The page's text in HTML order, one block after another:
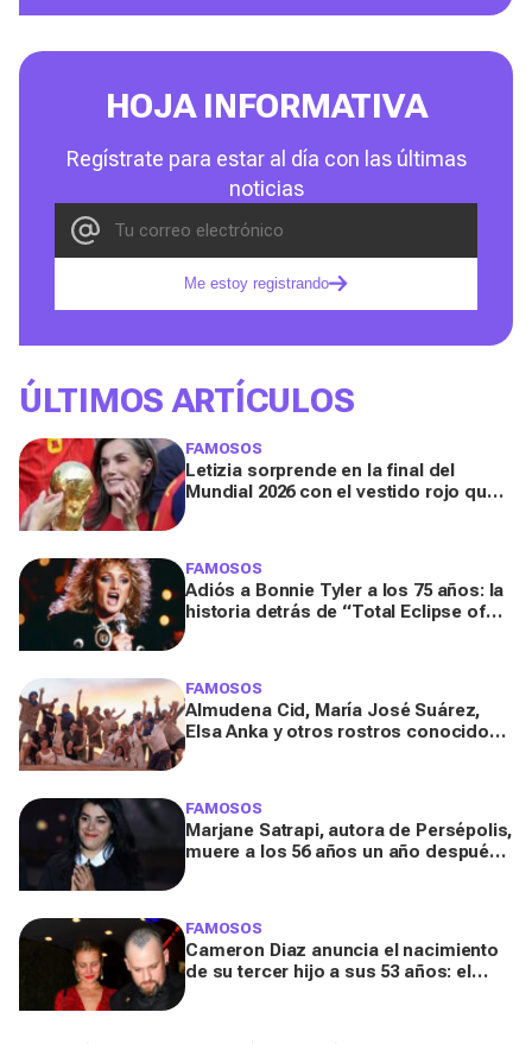
HOJA INFORMATIVA
Regístrate para estar al día con las últimas
noticias
Me estoy registrando
ÚLTIMOS ARTÍCULOS
FAMOSOS
Letizia sorprende en la final del
Mundial 2026 con el vestido rojo que
FAMOSOS
Adiós a Bonnie Tyler a los 75 años: la
historia detrás de “Total Eclipse of
FAMOSOS
Almudena Cid, María José Suárez,
Elsa Anka y otros rostros conocidos
FAMOSOS
Marjane Satrapi, autora de Persépolis,
muere a los 56 años un año después
FAMOSOS
Cameron Diaz anuncia el nacimiento
de su tercer hijo a sus 53 años: el